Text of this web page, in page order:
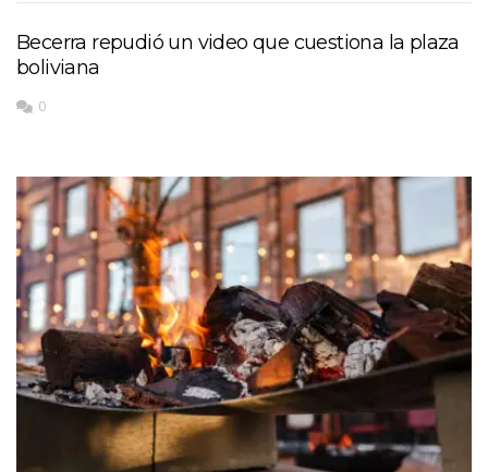
Becerra repudió un video que cuestiona la plaza
boliviana
0